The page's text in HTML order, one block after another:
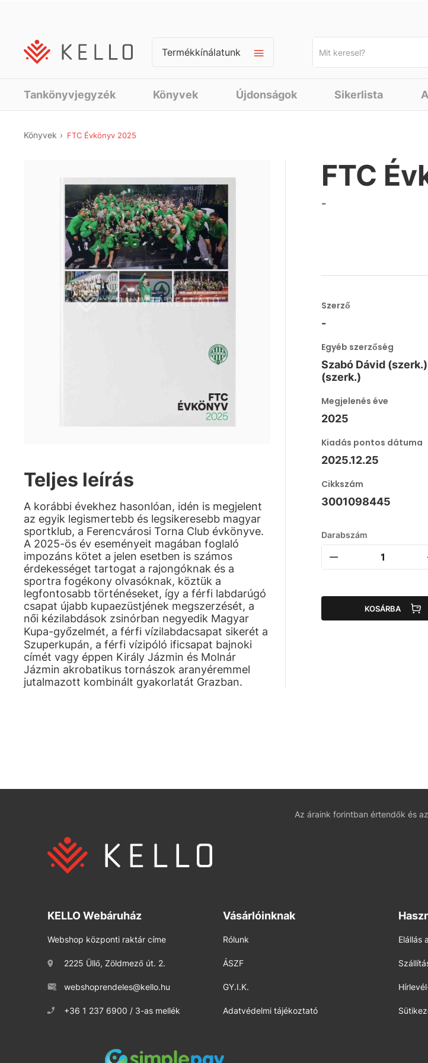
Termékkínálatunk
Tankönyvjegyzék Könyvek Újdonságok Sikerlista
Könyvek FTC Évkönyv 2025
Teljes leírás
A korábbi évekhez hasonlóan, idén is megjelent
az egyik legismertebb és legsikeresebb magyar
sportklub, a Ferencvárosi Torna Club évkönyve.
A 2025-ös év eseményeit magában foglaló
impozáns kötet a jelen esetben is számos
érdekességet tartogat a rajongóknak és a
sportra fogékony olvasóknak, köztük a
legfontosabb történéseket, így a férfi labdarúgó
csapat újabb kupaezüstjének megszerzését, a
női kézilabdások zsinórban negyedik Magyar
Kupa-győzelmét, a férfi vízilabdacsapat sikerét a
Szuperkupán, a férfi vízipóló ificsapat bajnoki
címét vagy éppen Király Jázmin és Molnár
Jázmin akrobatikus tornászok aranyéremmel
jutalmazott kombinált gyakorlatát Grazban.
FTC
-
Szerző
-
Egyéb szerzőség
Szabó Dávid
(szerk.)
Megjelenés éve
2025
Kiadás pontos dátuma
2025.12.25
Cikkszám
3001098445
Darabszám
KOSÁRBA
Az áraink forintban értendők és
KELLO Webáruház
Webshop központi raktár címe
2225 Üllő, Zöldmező út. 2.
webshoprendeles@kello.hu
+36 1 237 6900 / 3-as mellék
Vásárlóinknak
Rólunk
ÁSZF
GY.I.K.
Adatvédelmi tájékoztató
Elállás